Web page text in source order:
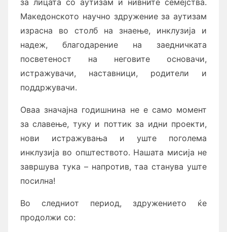
Македонското научно здружение за аутизам
израсна во столб на знаење, инклузија и
надеж, благодарение на заедничката
посветеност на неговите основачи,
истражувачи, наставници, родители и
поддржувачи.
Оваа значајна годишнина не е само момент
за славење, туку и поттик за идни проекти,
нови истражувања и уште поголема
инклузија во општеството. Нашата мисија не
завршува тука – напротив, таа станува уште
посилна!
Во следниот период, здружението ќе
продолжи со: